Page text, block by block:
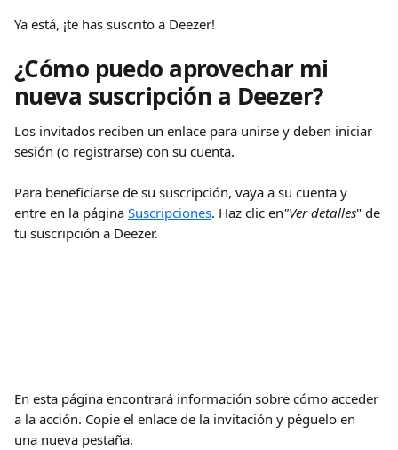
Ya está, ¡te has suscrito a Deezer!
¿Cómo puedo aprovechar mi
nueva suscripción a Deezer?
Los invitados reciben un enlace para unirse y deben iniciar
sesión (o registrarse) con su cuenta.
Para beneficiarse de su suscripción, vaya a su cuenta y
entre en la página Suscripciones. Haz clic en"Ver detalles" de
tu suscripción a Deezer.
En esta página encontrará información sobre cómo acceder
a la acción. Copie el enlace de la invitación y péguelo en
una nueva pestaña.